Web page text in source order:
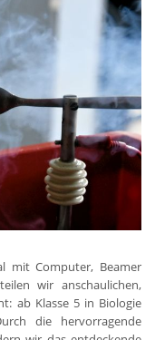
mit Computer, Beamer
wir anschaulichen,
ab Klasse 5 in Biologie
die hervorragende